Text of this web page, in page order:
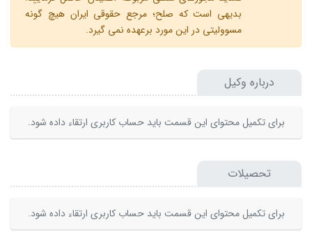
بدیهی است که صلح؛ مرجع حقوقی ایران هیچ گونه
مسوولیتی در این مورد برعهده نمی گیرد.
درباره وکیل
برای تکمیل محتوای این قسمت باید حساب کاربری ارتقاء داده شود.
تحصیلات
برای تکمیل محتوای این قسمت باید حساب کاربری ارتقاء داده شود.